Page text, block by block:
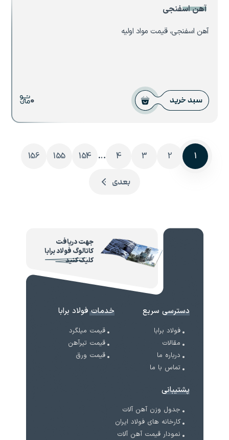
آهن اسفنجی
آهن اسفنجی، قیمت مواد اولیه
سبد خرید 0
1
2
3
4
…
154
155
156
بعدی
جهت دریافت
کاتالوگ فولاد برابا
کلیک کنید
دسترسی سریع
فولاد برابا
مقالات
درباره ما
تماس با ما
خدمات فولاد برابا
قیمت میلگرد
قیمت تیرآهن
قیمت ورق
پشتیبانی
جدول وزن آهن آلات
کارخانه های فولاد ایران
نمودار قیمت آهن آلات